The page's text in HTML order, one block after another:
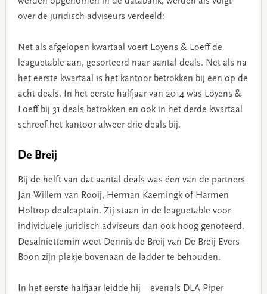
over de juridisch adviseurs verdeeld:
Net als afgelopen kwartaal voert Loyens & Loeff de
leaguetable aan, gesorteerd naar aantal deals. Net als na
het eerste kwartaal is het kantoor betrokken bij een op de
acht deals. In het eerste halfjaar van 2014 was Loyens &
Loeff bij 31 deals betrokken en ook in het derde kwartaal
schreef het kantoor alweer drie deals bij.
De Breij
Bij de helft van dat aantal deals was éen van de partners
Jan-Willem van Rooij, Herman Kaemingk of Harmen
Holtrop dealcaptain. Zij staan in de leaguetable voor
individuele juridisch adviseurs dan ook hoog genoteerd.
Desalniettemin weet Dennis de Breij van De Breij Evers
Boon zijn plekje bovenaan de ladder te behouden.
In het eerste halfjaar leidde hij – evenals DLA Piper